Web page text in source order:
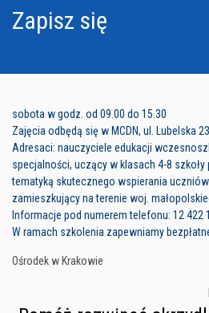
Zapisz się
sobota w godz. od 09.00 do 15.30
Zajęcia odbędą się w MCDN, ul. Lubelska
Adresaci: nauczyciele edukacji
specjalności, uczący w klasach 4-8
tematyką skutecznego wspierania
zamieszkujący na terenie woj.
Informacje pod numerem telefonu: 12 422
W ramach szkolenia zapewniamy
Ośrodek w Krakowie
Ośrodek w